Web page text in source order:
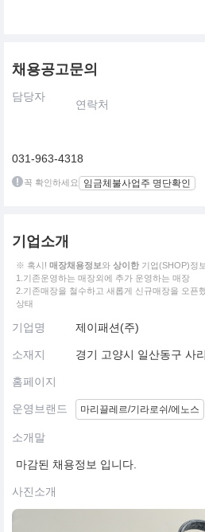
채용공고문의
담당자
연락처
031-963-4318
꼭 확인하세요 임금체불사업주 명단확인
기업소개
※ 혹시! 매장채용정보와 상이한 기업(SHOP)정
1.기존운영하는 매장외에 추가 운영하는 매장
2.기존매장을 철수하고 새롭게 신규매장을 오픈
상태
기업명 제이패션(주)
소재지 경기 고양시 일산동구 사
홈페이지
운영브랜드 마리끌레르/기라로쉬/에노스
소개말
마감된 채용정보 입니다.
사진소개